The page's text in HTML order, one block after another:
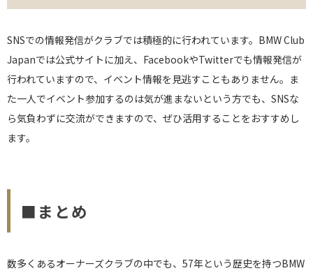
SNSでの情報発信がクラブでは積極的に行われています。BMW Club
Japanでは公式サイトに加え、FacebookやTwitterでも情報発信が
行われていますので、イベント情報を見逃すこともありません。ま
た一人でイベント参加するのは気が進まないという方でも、SNSな
ら気負わずに交流ができますので、ぜひ活用することをおすすめし
ます。
■まとめ
数多くあるオーナーズクラブの中でも、57年という歴史を持つBMW